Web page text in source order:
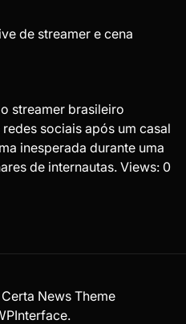
de streamer e cena
streamer brasileiro
sociais após um casal
inesperada durante uma
de internautas. Views: 0
News Theme
.